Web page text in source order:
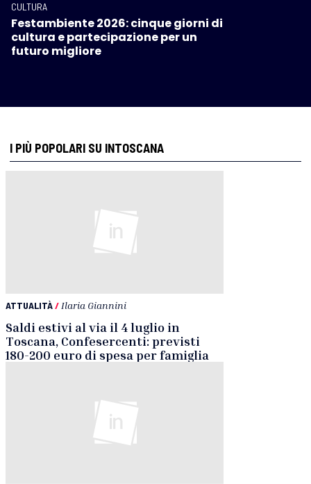
CULTURA
Festambiente 2026: cinque giorni di
cultura e partecipazione per un
futuro migliore
I PIÙ POPOLARI SU INTOSCANA
ATTUALITÀ/ Ilaria Giannini
Saldi estivi al via il 4 luglio in
Toscana, Confesercenti: previsti
180-200 euro di spesa per famiglia